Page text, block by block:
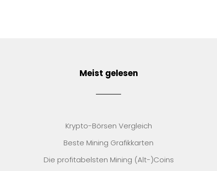
Meist gelesen
Krypto-Börsen Vergleich
Beste Mining Grafikkarten
Die profitabelsten Mining (Alt-)Coins